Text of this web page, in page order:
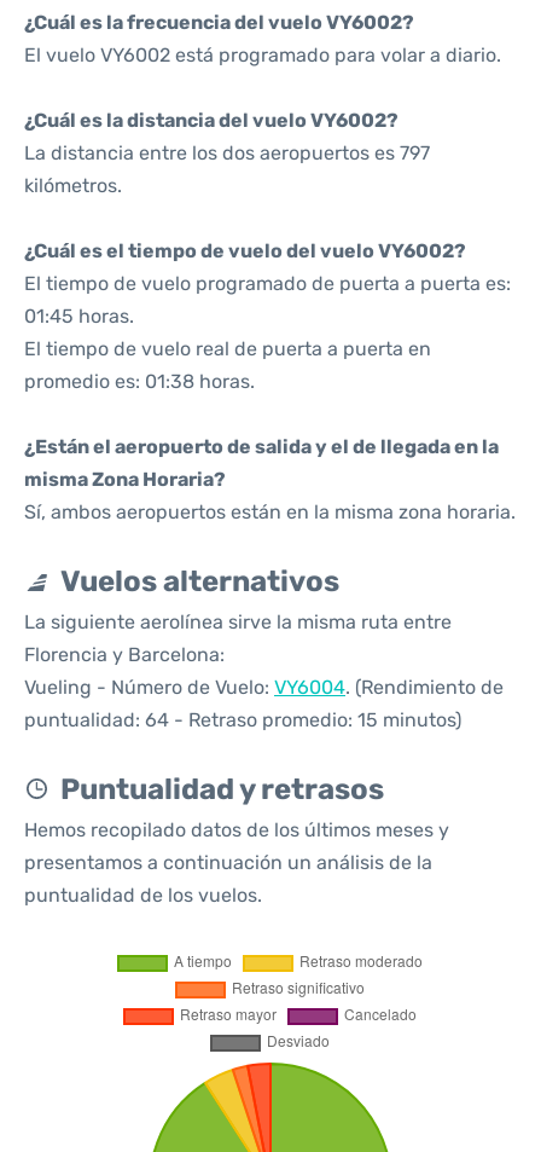
¿Cuál es la frecuencia del vuelo VY6002?
El vuelo VY6002 está programado para volar a diario.
¿Cuál es la distancia del vuelo VY6002?
La distancia entre los dos aeropuertos es 797
kilómetros.
¿Cuál es el tiempo de vuelo del vuelo VY6002?
El tiempo de vuelo programado de puerta a puerta es:
01:45 horas.
El tiempo de vuelo real de puerta a puerta en
promedio es: 01:38 horas.
¿Están el aeropuerto de salida y el de llegada en la
misma Zona Horaria?
Sí, ambos aeropuertos están en la misma zona horaria.
Vuelos alternativos
La siguiente aerolínea sirve la misma ruta entre
Florencia y Barcelona:
Vueling - Número de Vuelo: VY6004. (Rendimiento de
puntualidad: 64 - Retraso promedio: 15 minutos)
Puntualidad y retrasos
Hemos recopilado datos de los últimos meses y
presentamos a continuación un análisis de la
puntualidad de los vuelos.